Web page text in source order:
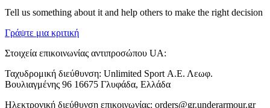
Tell us something about it and help others to make the right decision
Γράψτε μια κριτική
Στοιχεία επικοινωνίας αντιπροσώπου UA:
Ταχυδρομική διεύθυνση: Unlimited Sport Α.Ε. Λεωφ.
Βουλιαγμένης 96 16675 Γλυφάδα, Ελλάδα
Ηλεκτρονική διεύθυνση επικοινωνίας: orders@gr.underarmour.gr